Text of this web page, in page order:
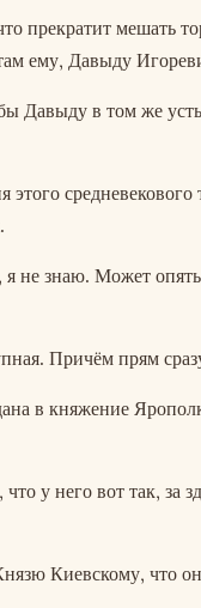
прекратит мешать
ему, Давыду
Давыду в том же
средневекового
я не знаю. Может
Причём прям
в княжение
у него вот так, за
Киевскому, что